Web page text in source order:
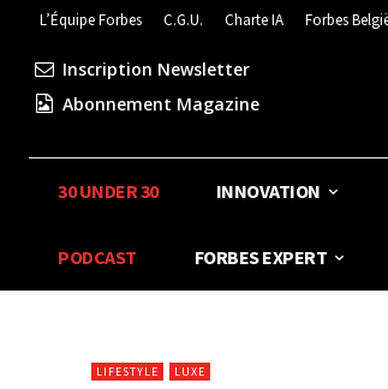
L’Équipe Forbes C.G.U. Charte IA Forbes
Inscription Newsletter
Abonnement Magazine
30 UNDER 30 INNOVATION
PODCAST FORBES EXPERT
LIFESTYLE LUXE